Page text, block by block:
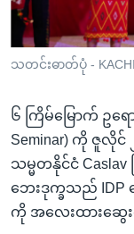
ကျော်
ကြည့်
ရှာဖွေ
ရန်
နေရာ
သို့
ကျော်
ဗွီအိုအေ လူမှုကွန်ယက်မ
ဘာသာစကားများ
သတင်းဓာတ်ပုံ -
၆ ကြိမ်မြောက် ဥရေ
Seminar) ကို ဇူလို
သမ္မတနိုင်ငံ Caslav
ဘေးဒုက္ခသည်
ကို အလေးထားဆွေး